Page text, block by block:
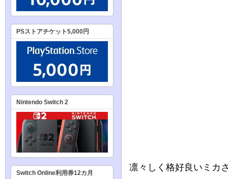
凛々しく格好良いミカ
PSストアチケット5,000円
Nintendo Switch 2
Switch Online利用券12カ月